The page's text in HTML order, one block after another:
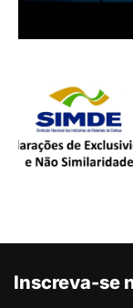
Inscreva-se